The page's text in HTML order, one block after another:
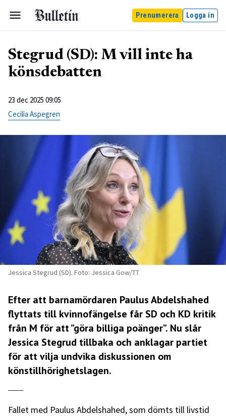
Prenumerera Logga in
Stegrud (SD): M vill inte ha
könsdebatten
23 dec 2025 09:05
Cecilia Aspegren
Jessica Stegrud (SD). Foto: Jessica Gow/TT
Efter att barnamördaren Paulus Abdelshahed
flyttats till kvinnofängelse får SD och KD kritik
från M för att ”göra billiga poänger”. Nu slår
Jessica Stegrud tillbaka och anklagar partiet
för att vilja undvika diskussionen om
könstillhörighetslagen.
Fallet med Paulus Abdelshahed, som dömts till livstid